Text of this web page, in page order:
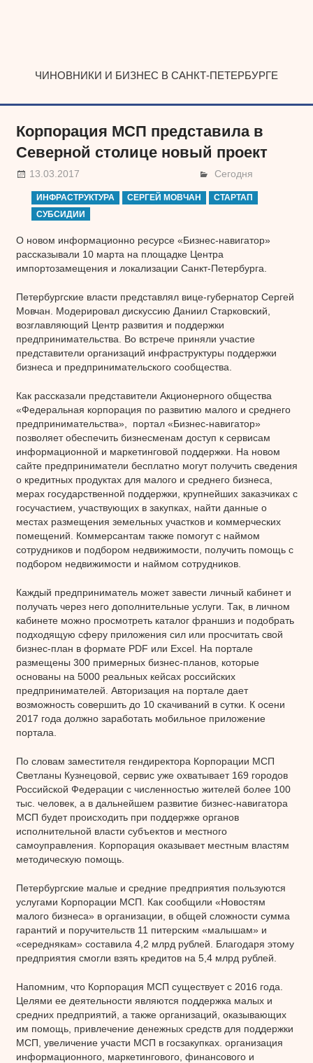
ЧИНОВНИКИ И БИЗНЕС В САНКТ-ПЕТЕРБУРГЕ
Корпорация МСП представила в
Северной столице новый проект
13.03.2017 Сегодня
ИНФРАСТРУКТУРА СЕРГЕЙ МОВЧАН
СТАРТАП
СУБСИДИИ
О новом информационно ресурсе «Бизнес-навигатор»
рассказывали 10 марта на площадке Центра
импортозамещения и локализации Санкт-Петербурга.
Петербургские власти представлял вице-губернатор Сергей
Мовчан. Модерировал дискуссию Даниил Старковский,
возглавляющий Центр развития и поддержки
предпринимательства. Во встрече приняли участие
представители организаций инфраструктуры поддержки
бизнеса и предпринимательского сообщества.
Как рассказали представители Акционерного общества
«Федеральная корпорация по развитию малого и среднего
предпринимательства», портал «Бизнес-навигатор»
позволяет обеспечить бизнесменам доступ к сервисам
информационной и маркетинговой поддержки. На новом
сайте предприниматели бесплатно могут получить сведения
о кредитных продуктах для малого и среднего бизнеса,
мерах государственной поддержки, крупнейших заказчиках с
госучастием, участвующих в закупках, найти данные о
местах размещения земельных участков и коммерческих
помещений. Коммерсантам также помогут с наймом
сотрудников и подбором недвижимости, получить помощь с
подбором недвижимости и наймом сотрудников.
Каждый предприниматель может завести личный кабинет и
получать через него дополнительные услуги. Так, в личном
кабинете можно просмотреть каталог франшиз и подобрать
подходящую сферу приложения сил или просчитать свой
бизнес-план в формате PDF или Excel. На портале
размещены 300 примерных бизнес-планов, которые
основаны на 5000 реальных кейсах российских
предпринимателей. Авторизация на портале дает
возможность совершить до 10 скачиваний в сутки. К осени
2017 года должно заработать мобильное приложение
портала.
По словам заместителя гендиректора Корпорации МСП
Светланы Кузнецовой, сервис уже охватывает 169 городов
Российской Федерации с численностью жителей более 100
тыс. человек, а в дальнейшем развитие бизнес-навигатора
МСП будет происходить при поддержке органов
исполнительной власти субъектов и местного
самоуправления. Корпорация оказывает местным властям
методическую помощь.
Петербургские малые и средние предприятия пользуются
услугами Корпорации МСП. Как сообщили «Новостям
малого бизнеса» в организации, в общей сложности сумма
гарантий и поручительств 11 питерским «малышам» и
«середнякам» составила 4,2 млрд рублей. Благодаря этому
предприятия смогли взять кредитов на 5,4 млрд рублей.
Напомним, что Корпорация МСП существует с 2016 года.
Целями ее деятельности являются поддержка малых и
средних предприятий, а также организаций, оказывающих
им помощь, привлечение денежных средств для поддержки
МСП, увеличение участи МСП в госзакупках. организация
информационного, маркетингового, финансового и